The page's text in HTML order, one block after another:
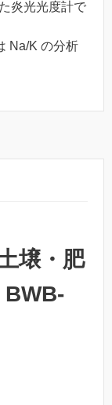
炎光光度計で
Na/K の分析
壌・肥